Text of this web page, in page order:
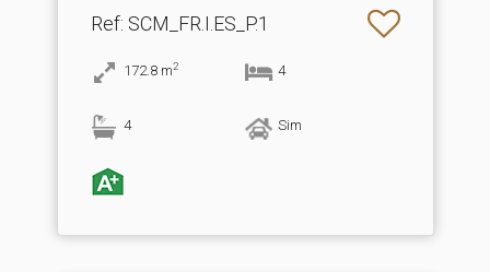
Ref: SCM_FR.I.ES_P.1
172.8 m2 4
4 Sim